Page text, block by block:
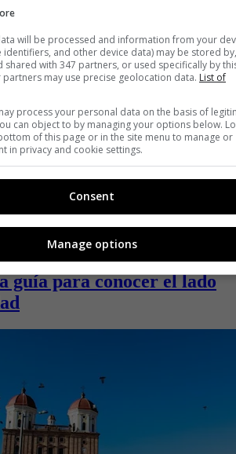
de los parques
guía para conocer el lado
will be processed and information from your
identifiers, and other device data) may be stored by,
shared with 347 partners, or used specifically by
partners may use precise geolocation data. List of
process your personal data on the basis of
can object to by managing your options below.
of this page or in the site menu to manage or
in privacy and cookie settings.
Consent
Manage options